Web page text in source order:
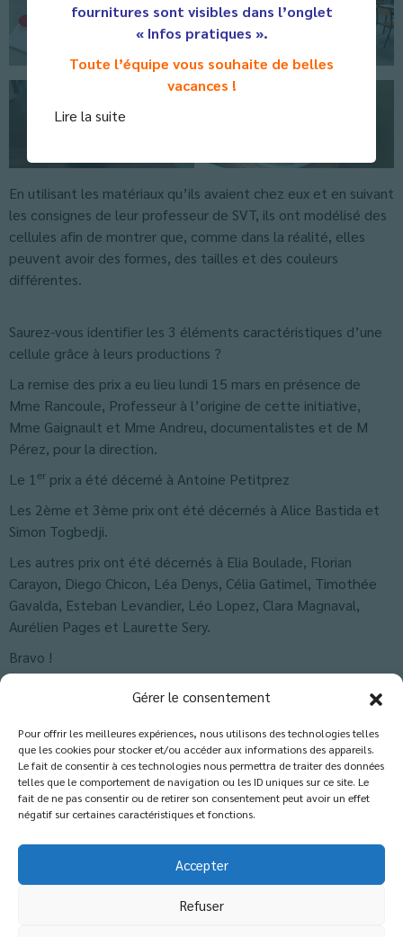
Gérer le consentement
Pour offrir les meilleures expériences, nous utilisons des technologies telles
que les cookies pour stocker et/ou accéder aux informations des appareils.
Le fait de consentir à ces technologies nous permettra de traiter des données
telles que le comportement de navigation ou les ID uniques sur ce site. Le
fait de ne pas consentir ou de retirer son consentement peut avoir un effet
négatif sur certaines caractéristiques et fonctions.
Accepter
Refuser
fournitures sont visibles dans l’onglet
« Infos pratiques ».
Toute l’équipe vous souhaite de belles
vacances !
Lire la suite
En utilisant les matériaux qu’ils avaient chez eux et en suivant
les consignes de leur professeur de SVT, ils ont modélisé des
cellules afin de montrer que, comme dans la réalité, elles
peuvent avoir des formes, des tailles et des couleurs
différentes.
Saurez-vous identifier les 3 éléments caractéristiques d’une
cellule grâce à leurs productions ?
La remise des prix a eu lieu lundi 15 mars en présence de
Mme Rancoule, Professeur à l’origine de cette initiative,
Mme Gaignault et Mme Andreu, documentalistes et de M
Pérez, pour la direction.
Le 1 er prix a été décerné à Antoine Petitprez
Les 2ème et 3ème prix ont été décernés à Alice Bastida et
Simon Togbedji.
Les autres prix ont été décernés à Elia Boulade, Florian
Carayon, Diego Chicon, Léa Denys, Célia Gatimel, Timothée
Gavalda, Esteban Levandier, Léo Lopez, Clara Magnaval,
Aurélien Pages et Laurette Sery.
Bravo !
Les commentaires sont fermés.
© 2026 Copyright - Etablissement catholique